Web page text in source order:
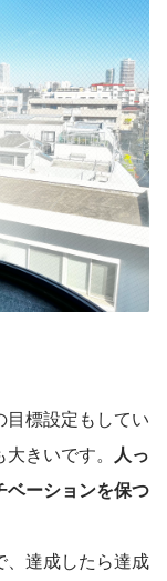
標設定もしてい
きいです。 人っ
ベーションを保つ
、達成したら達成